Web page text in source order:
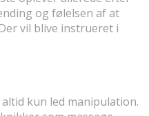
og følelsen af at
vil blive instrueret i
kun led manipulation.